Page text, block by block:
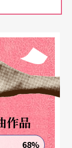
拉斯（註1）
是從視覺設
舊莫衷一
主義，甚至
材極度地壓
並且模型化
曲傾向一般
作品
68%